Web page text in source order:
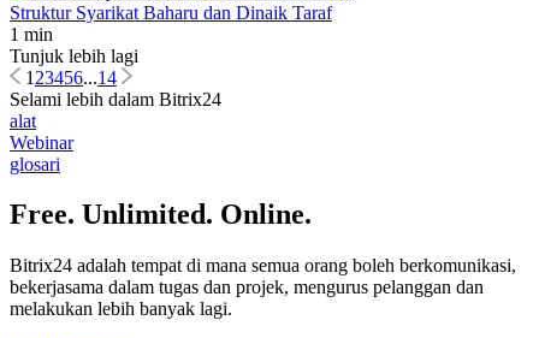
Struktur Syarikat Baharu dan Dinaik Taraf
1 min
Tunjuk lebih lagi
1 23456...14
Selami lebih dalam Bitrix24
alat
Webinar
glosari
Free. Unlimited. Online.
Bitrix24 adalah tempat di mana semua orang boleh berkomunikasi,
bekerjasama dalam tugas dan projek, mengurus pelanggan dan
melakukan lebih banyak lagi.